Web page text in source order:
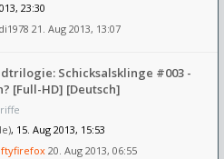
23:30
21. Aug 2013, 13:07
Schicksalsklinge #003 -
[Full-HD] [Deutsch]
, 15. Aug 2013, 15:53
20. Aug 2013, 06:55